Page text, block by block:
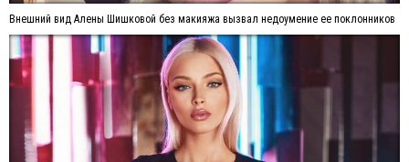
Внешний вид Алены Шишковой без макияжа вызвал недоумение ее поклонников